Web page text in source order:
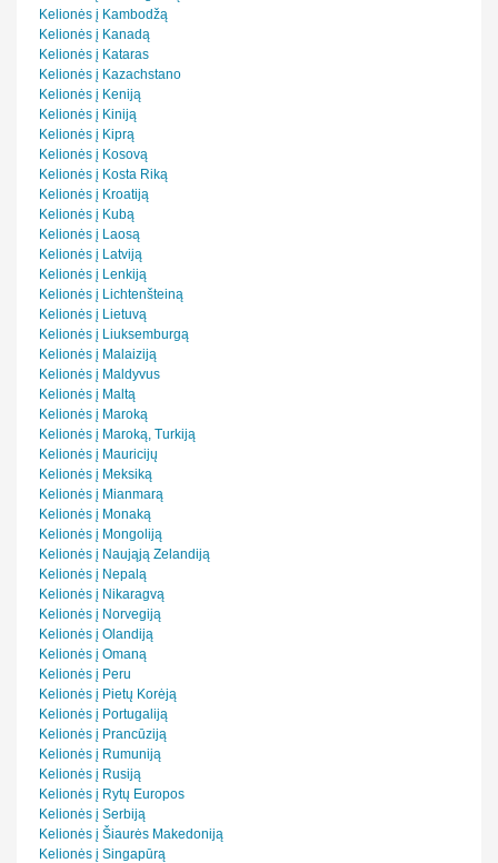
Kelionės į Kambodžą
Kelionės į Kanadą
Kelionės į Kataras
Kelionės į Kazachstano
Kelionės į Keniją
Kelionės į Kiniją
Kelionės į Kiprą
Kelionės į Kosovą
Kelionės į Kosta Riką
Kelionės į Kroatiją
Kelionės į Kubą
Kelionės į Laosą
Kelionės į Latviją
Kelionės į Lenkiją
Kelionės į Lichtenšteiną
Kelionės į Lietuvą
Kelionės į Liuksemburgą
Kelionės į Malaiziją
Kelionės į Maldyvus
Kelionės į Maltą
Kelionės į Maroką
Kelionės į Maroką, Turkiją
Kelionės į Mauricijų
Kelionės į Meksiką
Kelionės į Mianmarą
Kelionės į Monaką
Kelionės į Mongoliją
Kelionės į Naująją Zelandiją
Kelionės į Nepalą
Kelionės į Nikaragvą
Kelionės į Norvegiją
Kelionės į Olandiją
Kelionės į Omaną
Kelionės į Peru
Kelionės į Pietų Korėją
Kelionės į Portugaliją
Kelionės į Prancūziją
Kelionės į Rumuniją
Kelionės į Rusiją
Kelionės į Rytų Europos
Kelionės į Serbiją
Kelionės į Šiaurės Makedoniją
Kelionės į Singapūrą